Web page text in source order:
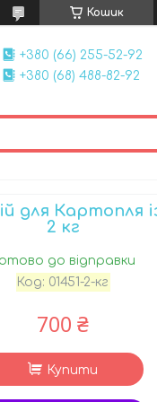
Кошик
+380 (66) 255-52-92
+380 (68) 488-82-92
для Картопля
2 кг
до відправки
Код: 01451-2-кг
700 ₴
Купити